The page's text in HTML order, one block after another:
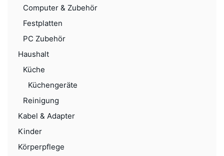
Computer & Zubehör
Festplatten
PC Zubehör
Haushalt
Küche
Küchengeräte
Reinigung
Kabel & Adapter
Kinder
Körperpflege